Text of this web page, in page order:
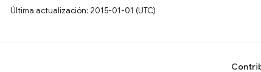
Última actualización: 2015-01-01 (UTC)